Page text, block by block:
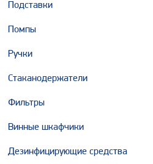
Подставки
Помпы
Ручки
Стаканодержатели
Фильтры
Винные шкафчики
Дезинфицирующие средства